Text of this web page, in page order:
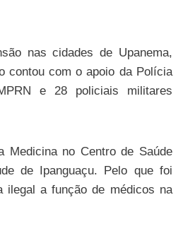
nas cidades de Upanema,
contou com o apoio da Polícia
e 28 policiais militares
Medicina no Centro de Saúde
de Ipanguaçu. Pelo que foi
ilegal a função de médicos na